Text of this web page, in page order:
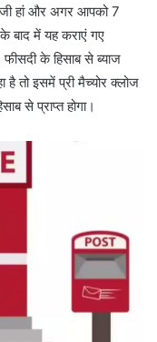
जी हां और अगर आपको 7
बाद में यह कराएं गए
के हिसाब से ब्याज
है तो इसमें प्री मैच्योर क्लोज
से प्राप्त होगा।